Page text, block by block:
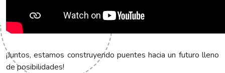
¡Juntos, estamos construyendo puentes hacia un futuro lleno
de posibilidades!